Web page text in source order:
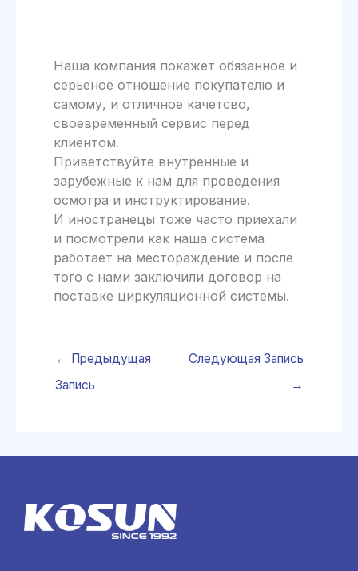
Наша компания покажет обязанное и
серьеное отношение покупателю и
самому, и отличное качетсво,
своевременный сервис перед
клиентом.
Приветствуйте внутренные и
зарубежные к нам для проведения
осмотра и инструктирование.
И иностранецы тоже часто приехали
и посмотрели как наша система
работает на местораждение и после
того с нами заключили договор на
поставке циркуляционной системы.
← Предыдущая
Запись
Следующая Запись
→